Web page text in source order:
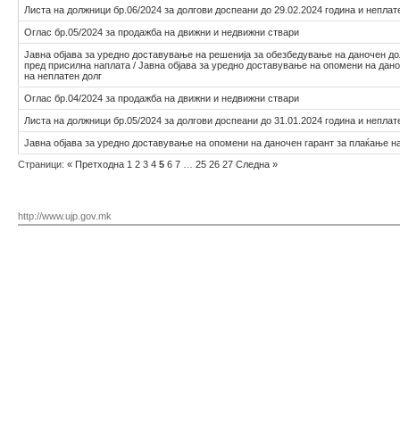
Листа на должници бр.06/2024 за долгови доспеани до 29.02.2024 година и
Оглас бр.05/2024 за продажба на движни и недвижни ствари
Јавна објава за уредно доставување на решенија за обезбедување на даночен
пред присилна наплата / Јавна објава за уредно доставување на опомени на
на неплатен долг
Оглас бр.04/2024 за продажба на движни и недвижни ствари
Листа на должници бр.05/2024 за долгови доспеани до 31.01.2024 година и
Јавна објава за уредно доставување на опомени на даночен гарант за плаќање
Страници: « Претходна 1 2 3 4 5 6 7 25 26 27 Следна »
http://www.ujp.gov.mk